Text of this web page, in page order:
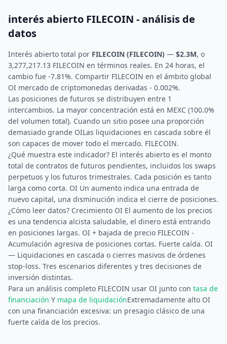
interés abierto FILECOIN - análisis de
datos
Interés abierto total por FILECOIN (FILECOIN) — $2.3M, o
3,277,217.13 FILECOIN en términos reales. En 24 horas, el
cambio fue -7.81%. Compartir FILECOIN en el ámbito global
OI mercado de criptomonedas derivadas - 0.002%.
Las posiciones de futuros se distribuyen entre 1
intercambios. La mayor concentración está en MEXC (100.0%
del volumen total). Cuando un sitio posee una proporción
demasiado grande OILas liquidaciones en cascada sobre él
son capaces de mover todo el mercado. FILECOIN.
¿Qué muestra este indicador? El interés abierto es el monto
total de contratos de futuros pendientes, incluidos los swaps
perpetuos y los futuros trimestrales. Cada posición es tanto
larga como corta. OI Un aumento indica una entrada de
nuevo capital, una disminución indica el cierre de posiciones.
¿Cómo leer datos? Crecimiento OI El aumento de los precios
es una tendencia alcista saludable, el dinero está entrando
en posiciones largas. OI + bajada de precio FILECOIN -
Acumulación agresiva de posiciones cortas. Fuerte caída. OI
— Liquidaciones en cascada o cierres masivos de órdenes
stop-loss. Tres escenarios diferentes y tres decisiones de
inversión distintas.
Para un análisis completo FILECOIN usar OI junto con tasa de
financiación Y mapa de liquidaciónExtremadamente alto OI
con una financiación excesiva: un presagio clásico de una
fuerte caída de los precios.